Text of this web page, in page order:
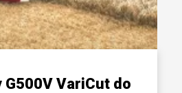
G500V VariCut do